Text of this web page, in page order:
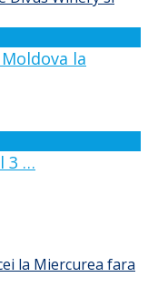
la
3 …
la Miercurea fara